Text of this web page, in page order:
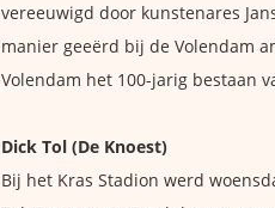
vereeuwigd door kunstenares
manier geeërd bij de Volendam
Volendam het 100-jarig bestaan
Dick Tol (De Knoest)
Bij het Kras Stadion werd